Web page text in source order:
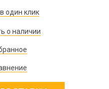
оптом
один клик
о наличии